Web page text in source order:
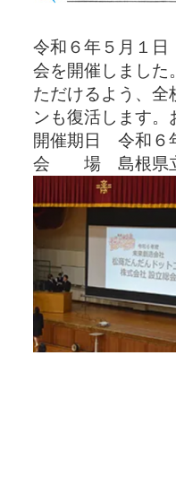
令和６年５月１日
会を開催しました
ただけるよう、全
ンも復活します。
開催期日 令和６
会 場 島根県立